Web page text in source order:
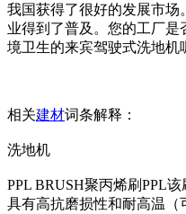
我国获得了很好的发展市
业得到了普及。您的工厂
境卫生的来宾驾驶式洗地机
相关建材词条解释：
洗地机
PPL BRUSH聚丙烯刷PPL
具有高抗磨损性和耐高温（